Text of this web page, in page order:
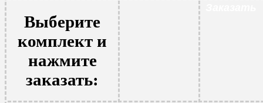
Выберите
комплект и
нажмите
заказать: